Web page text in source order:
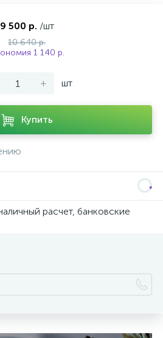
9 500 р. /шт
10 640 р.
1 140 р.
+ шт
Купить
расчет, банковские